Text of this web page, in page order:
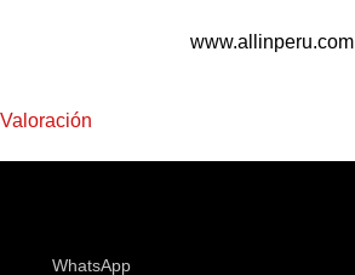
www.allinperu.com
Valoración
WhatsApp